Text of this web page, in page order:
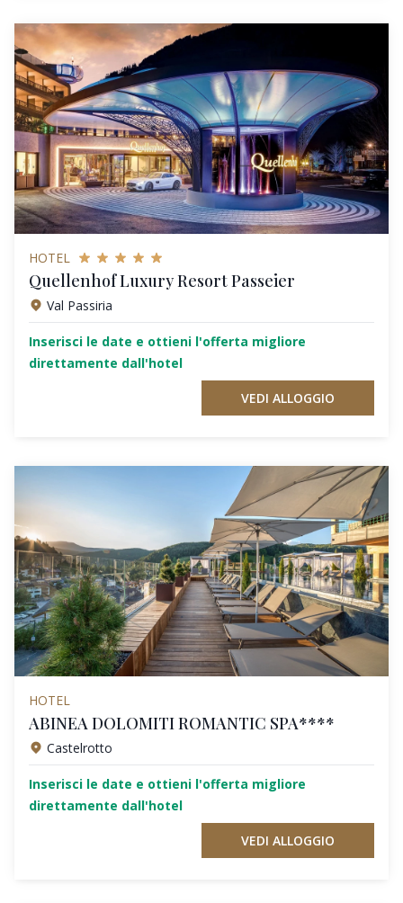
HOTEL
Quellenhof Luxury Resort Passeier
Val Passiria
Inserisci le date e ottieni l'offerta migliore
direttamente dall'hotel
VEDI ALLOGGIO
HOTEL
ABINEA DOLOMITI ROMANTIC SPA****
Castelrotto
Inserisci le date e ottieni l'offerta migliore
direttamente dall'hotel
VEDI ALLOGGIO